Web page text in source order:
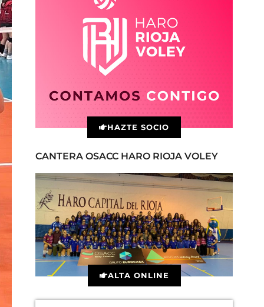
HAZTE SOCIO
CANTERA OSACC HARO RIOJA VOLEY
ALTA ONLINE